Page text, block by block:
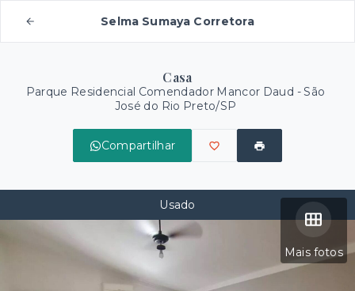
Selma Sumaya Corretora
Casa
Parque Residencial Comendador Mancor Daud - São
José do Rio Preto/SP
Compartilhar
Mais fotos
Usado